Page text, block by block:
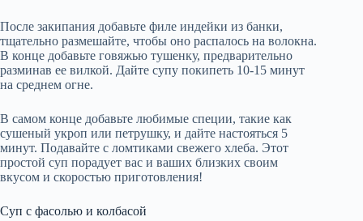
После закипания добавьте филе индейки из банки,
тщательно размешайте, чтобы оно распалось на волокна.
В конце добавьте говяжью тушенку, предварительно
разминав ее вилкой. Дайте супу покипеть 10-15 минут
на среднем огне.
В самом конце добавьте любимые специи, такие как
сушеный укроп или петрушку, и дайте настояться 5
минут. Подавайте с ломтиками свежего хлеба. Этот
простой суп порадует вас и ваших близких своим
вкусом и скоростью приготовления!
Суп с фасолью и колбасой